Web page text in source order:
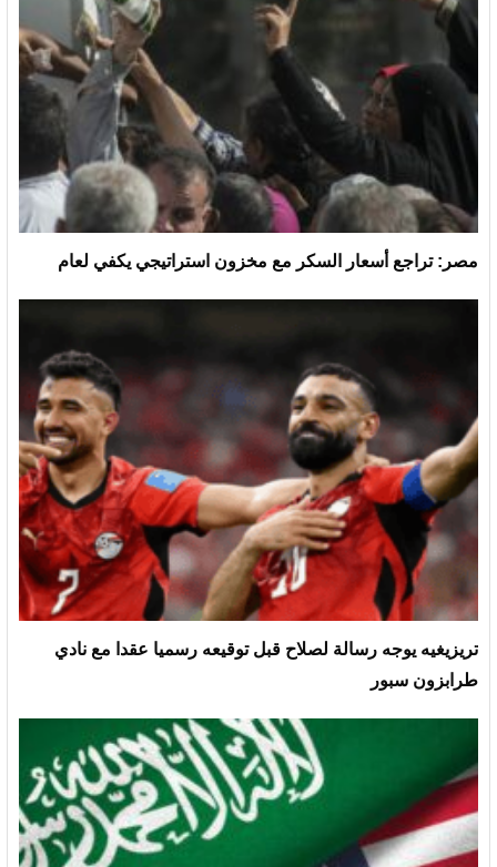
مصر: تراجع أسعار السكر مع مخزون استراتيجي يكفي لعام
تريزيغيه يوجه رسالة لصلاح قبل توقيعه رسميا عقدا مع نادي
طرابزون سبور